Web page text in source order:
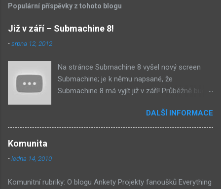
e
n
Populární příspěvky z tohoto blogu
Již v září – Submachine 8!
-srpna 12, 2012
Na stránce Submachine 8 vyšel nový screen
Submachine; je k němu napsané, že
Submachine 8 má vyjít již v září! Průběžně budu
zveřejněný materiál ze Submachine 8. Zvukové
pozadí menu. První screen, který se na stránce
v DaymareTown 1 ( stránka sub8 ) Screen, který
DALŠÍ INFORMACE
Komunita
-ledna 14, 2010
Komunitní rubriky: O blogu Ankety Projekty fanoušků Everything